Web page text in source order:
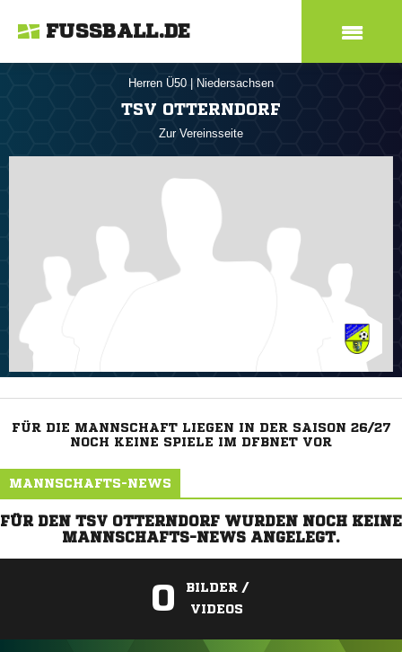
FUSSBALL.DE
Herren Ü50 Niedersachsen
TSV OTTERNDORF
Zur Vereinsseite
FÜR DIE MANNSCHAFT LIEGEN IN DER SAISON 26/27
NOCH KEINE SPIELE IM DFBNET VOR
MANNSCHAFTS-NEWS
FÜR DEN TSV OTTERNDORF WURDEN NOCH KEINE
MANNSCHAFTS-NEWS ANGELEGT.
0
BILDER /
VIDEOS